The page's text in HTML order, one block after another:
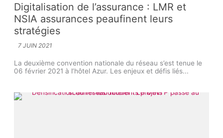
Digitalisation de l’assurance : LMR et
NSIA assurances peaufinent leurs
stratégies
7 JUIN 2021
La deuxième convention nationale du réseau s’est tenue le
06 février 2021 à l’hôtel Azur. Les enjeux et défis liés...